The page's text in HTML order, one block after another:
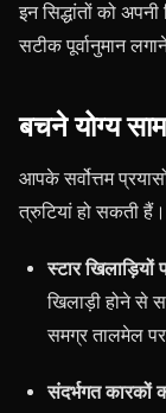
इन सिद्धांतों को
सटीक पूर्वानुमान
बचने योग्य
आपके सर्वोत्तम
त्रुटियां हो सकती
स्टार खिलाड़ियों
खिलाड़ी होने से
समग्र तालमेल पर
संदर्भगत कारकों